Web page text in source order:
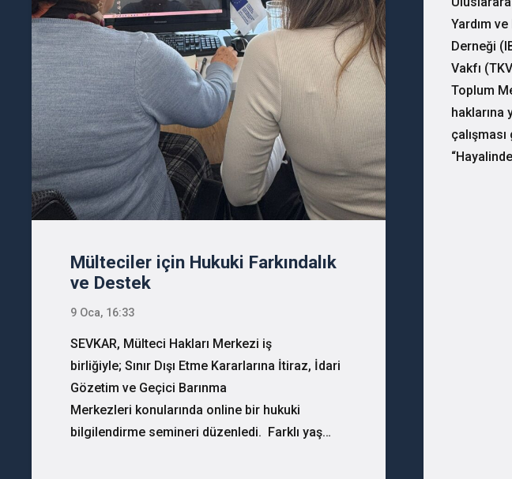
Mülteciler için Hukuki Farkındalık
ve Destek
9 Oca, 16:33
SEVKAR, Mülteci Hakları Merkezi iş
birliğiyle; Sınır Dışı Etme Kararlarına İtiraz, İdari
Gözetim ve Geçici Barınma
Merkezleri konularında online bir hukuki
bilgilendirme semineri düzenledi. Farklı yaş…
Yardım ve
Derneği
Vakfı
Toplum
haklarına